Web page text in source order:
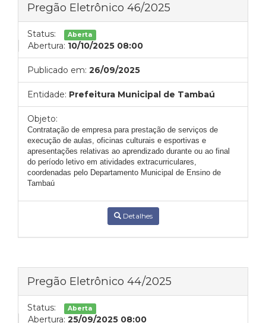
Pregão Eletrônico 46/2025
Status: Aberta
Abertura: 10/10/2025 08:00
Publicado em: 26/09/2025
Entidade: Prefeitura Municipal de Tambaú
Objeto:
Contratação de empresa para prestação de serviços de
execução de aulas, oficinas culturais e esportivas e
apresentações relativas ao aprendizado durante ou ao final
do período letivo em atividades extracurriculares,
coordenadas pelo Departamento Municipal de Ensino de
Tambaú
Detalhes
Pregão Eletrônico 44/2025
Status: Aberta
Abertura: 25/09/2025 08:00